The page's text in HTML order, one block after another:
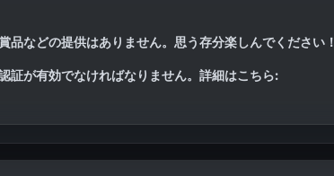
などの提供はありません。思う存分楽しんでください！
証が有効でなければなりません。詳細はこちら: